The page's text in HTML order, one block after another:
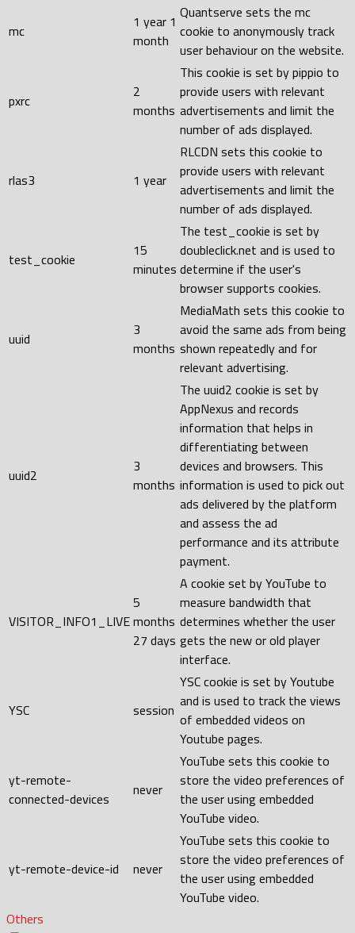
mc
1 year 1
month
Quantserve sets the mc
cookie to anonymously track
user behaviour on the website.
pxrc
2
months
This cookie is set by pippio to
provide users with relevant
advertisements and limit the
number of ads displayed.
rlas3 1 year
RLCDN sets this cookie to
provide users with relevant
advertisements and limit the
number of ads displayed.
test_cookie
15
minutes
The test_cookie is set by
doubleclick.net and is used to
determine if the user's
browser supports cookies.
uuid
3
months
MediaMath sets this cookie to
avoid the same ads from being
shown repeatedly and for
relevant advertising.
uuid2
3
months
The uuid2 cookie is set by
AppNexus and records
information that helps in
differentiating between
devices and browsers. This
information is used to pick out
ads delivered by the platform
and assess the ad
performance and its attribute
payment.
VISITOR_INFO1_LIVE
5
months
27 days
A cookie set by YouTube to
measure bandwidth that
determines whether the user
gets the new or old player
interface.
YSC session
YSC cookie is set by Youtube
and is used to track the views
of embedded videos on
Youtube pages.
yt-remote-
connected-devices
never
YouTube sets this cookie to
store the video preferences of
the user using embedded
YouTube video.
yt-remote-device-id never
YouTube sets this cookie to
store the video preferences of
the user using embedded
YouTube video.
Others